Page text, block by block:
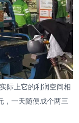
际上它的利润空间相
一天随便成个两三